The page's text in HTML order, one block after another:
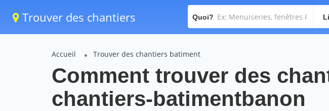
Trouver des chantiers Quoi?
Accueil Trouver des chantiers batiment
Comment trouver des
chantiers-batimentbanon